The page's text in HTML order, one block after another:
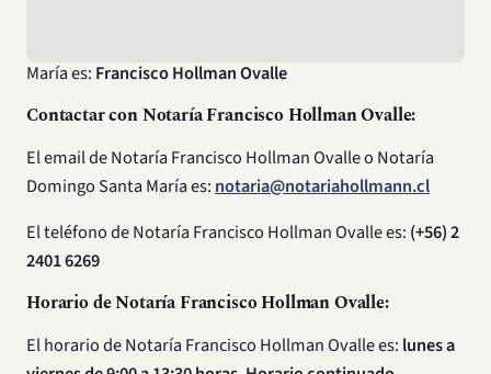
María es: Francisco Hollman Ovalle
Contactar con Notaría Francisco Hollman Ovalle:
El email de Notaría Francisco Hollman Ovalle o Notaría
Domingo Santa María es:notaria@notariahollmann.cl
El teléfono de Notaría Francisco Hollman Ovalle es: (+56) 2
2401 6269
Horario de Notaría Francisco Hollman Ovalle:
El horario de Notaría Francisco Hollman Ovalle es: lunes a